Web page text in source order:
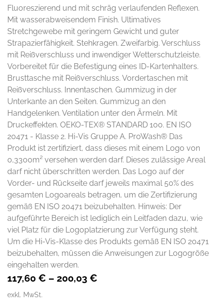
Fluoreszierend und mit schräg verlaufenden Reflexen.
Mit wasserabweisendem Finish. Ultimatives
Stretchgewebe mit geringem Gewicht und guter
Strapazierfähigkeit. Stehkragen. Zweifarbig. Verschluss
mit Reißverschluss und inwendiger Wetterschutzleiste.
Vorbereitet für die Befestigung eines ID-Kartenhalters.
Brusttasche mit Reißverschluss. Vordertaschen mit
Reißverschluss. Innentaschen. Gummizug in der
Unterkante an den Seiten. Gummizug an den
Handgelenken. Ventilation unter den Ärmeln. Mit
Druckeffekten. OEKO-TEX® STANDARD 100. EN ISO
20471 - Klasse 2. Hi-Vis Gruppe A. ProWash® Das
Produkt ist zertifiziert, dass dieses mit einem Logo von
0,3300m² versehen werden darf. Dieses zulässige Areal
darf nicht überschritten werden. Das Logo auf der
Vorder- und Rückseite darf jeweils maximal 50% des
gesamten Logoareals betragen, um die Zertifizierung
gemäß EN ISO 20471 beizubehalten. Hinweis: Der
aufgeführte Bereich ist lediglich ein Leitfaden dazu, wie
viel Platz für die Logoplatzierung zur Verfügung steht.
Um die Hi-Vis-Klasse des Produkts gemäß EN ISO 20471
beizubehalten, müssen die Anweisungen zur Logogröße
eingehalten werden.
117,60 € – 200,03 €
exkl. MwSt.